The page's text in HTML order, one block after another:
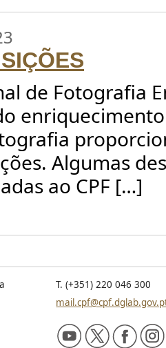
de Fotografia
Algumas
ao CPF […]
T. (+351) 220 046 300